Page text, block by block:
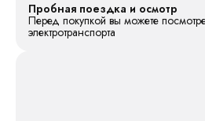
Пробная поездка и осмотр
Перед покупкой вы можете
электротранспорта